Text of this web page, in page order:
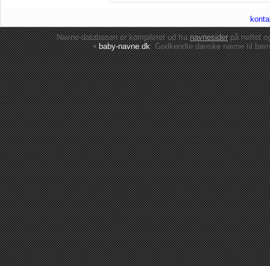
Navne-databasen er kompileret ud franavnesiderpå nettet
•baby-navne.dk: Godkendte danskenavne til børn